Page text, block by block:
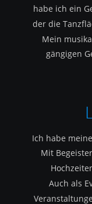
habe ich ein
der die
Mein
gängigen
Ich habe
Mit
Auch als